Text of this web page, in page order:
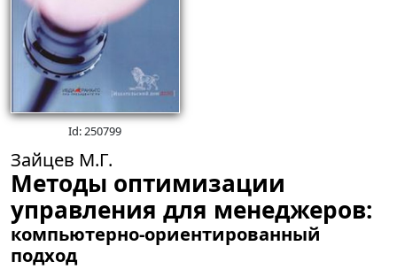
Id: 250799
Зайцев М.Г.
Методы оптимизации
управления для менеджеров:
компьютерно-ориентированный
подход